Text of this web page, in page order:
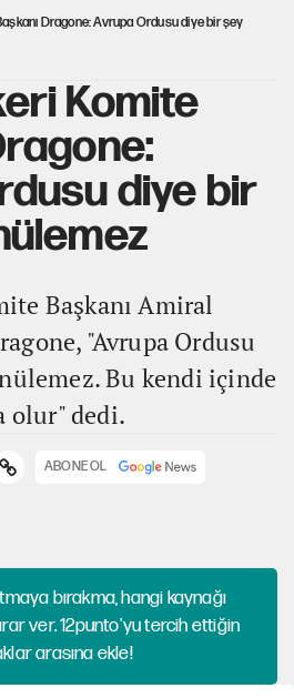
Dragone: Avrupa Ordusu diye bir şey
Komite
diye bir
Başkanı Amiral
"Avrupa Ordusu
Bu kendi içinde
olur" dedi.
ABONE OL
bırakma, hangi kaynağı
ver. 12punto'yu tercih ettiğin
arasına ekle!